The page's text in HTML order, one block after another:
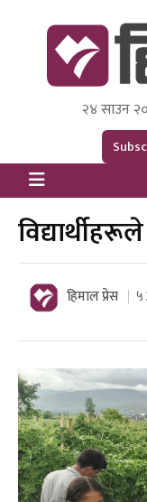
Himal Press
Dot २४ साउन
हिमाल प्रेस ५